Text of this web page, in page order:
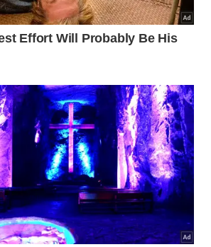
conexões ósseas
rígidas prontas para
gigantescos.
que diversos predadores
seguiram essa mesma trajetória
Os dados analisados
do corpo não era o fator
a seguir detalha exemplos
transformaçãofísica em
.